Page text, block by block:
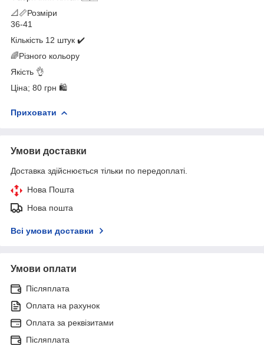
📐📏Розміри
36-41
Кількість 12 штук ✔️
🌈Різного кольору
Якість 👌
Ціна; 80 грн 🛍️
Приховати
Умови доставки
Доставка здійснюється тільки по передоплаті.
Нова Пошта
Нова пошта
Всі умови доставки
Умови оплати
Післяплата
Оплата на рахунок
Оплата за реквізитами
Післяплата